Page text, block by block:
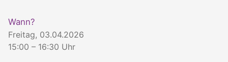
Wann?
Freitag, 03.04.2026
15:00 – 16:30 Uhr